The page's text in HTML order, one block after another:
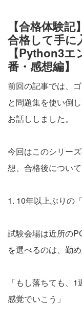
【合格体験
合格して手に
【Python3
番・感想編】
前回の記事では、
と問題集を使い倒
お話ししました。
今回はこのシリー
想、合格後について
1. 10年以上ぶりの
試験会場は近所の
を選べるのは、勤
「もし落ちても、
感覚でいこう」